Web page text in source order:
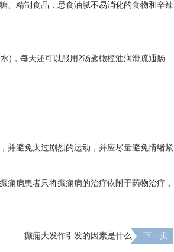
、精制食品，忌食油腻不易消化的食物和辛辣
)，每天还可以服用2汤匙橄榄油润滑疏通肠
并避免太过剧烈的运动，并应尽量避免情绪紧
痫病患者只将癫痫病的治疗依附于药物治疗，
癫痫大发作引发的因素是什么 下一页